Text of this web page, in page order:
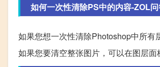
如何一次性清除PS中的内容-ZOL
如果您想一次性清除Photoshop中所
如果您要清空整张图片，可以在图层面